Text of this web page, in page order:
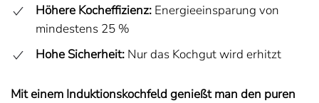
Höhere Kocheffizienz: Energieeinsparung von
mindestens 25 %
Hohe Sicherheit: Nur das Kochgut wird erhitzt
Mit einem Induktionskochfeld genießt man den puren